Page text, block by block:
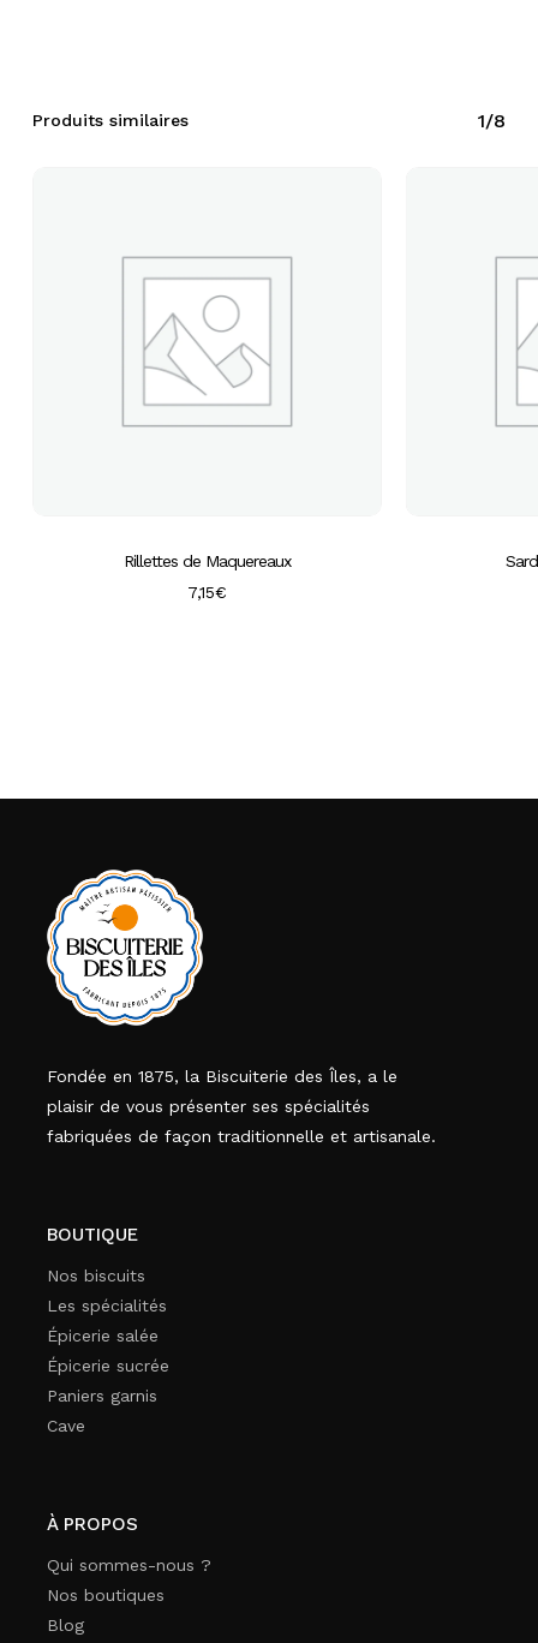
Produits similaires 1/8
Rillettes de Maquereaux
7,15€
Fondée en 1875, la Biscuiterie des Îles, a le
plaisir de vous présenter ses spécialités
fabriquées de façon traditionnelle et artisanale.
BOUTIQUE
Nos biscuits
Les spécialités
Épicerie salée
Épicerie sucrée
Paniers garnis
Cave
À PROPOS
Qui sommes-nous ?
Nos boutiques
Blog